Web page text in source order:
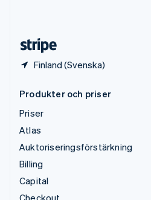
Finland (Svenska)
Produkter och priser
Priser
Atlas
Auktoriseringsförstärkning
Billing
Capital
Checkout